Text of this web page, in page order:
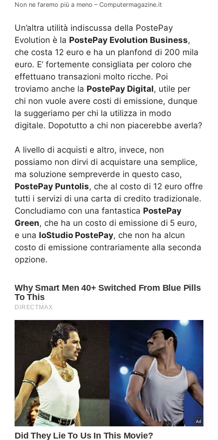
Non ne faremo più a meno – Computermagazine.it
Un’altra utilità indiscussa della PostePay
Evolution è la PostePay Evolution Business,
che costa 12 euro e ha un planfond di 200 mila
euro. E’ fortemente consigliata per coloro che
effettuano transazioni molto ricche. Poi
troviamo anche la PostePay Digital, utile per
chi non vuole avere costi di emissione, dunque
la suggeriamo per chi la utilizza in modo
digitale. Dopotutto a chi non piacerebbe averla?
A livello di acquisti e altro, invece, non
possiamo non dirvi di acquistare una semplice,
ma soluzione sempreverde in questo caso,
PostePay Puntolis, che al costo di 12 euro offre
tutti i servizi di una carta di credito tradizionale.
Concludiamo con una fantastica PostePay
Green, che ha un costo di emissione di 5 euro,
e una IoStudio PostePay, che non ha alcun
costo di emissione contrariamente alla seconda
opzione.